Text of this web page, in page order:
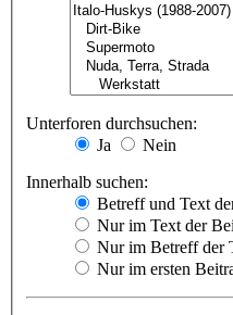
Unterforen durchsuchen:
Ja
Nein
Innerhalb suchen:
Betreff und Text
Nur im Text der
Nur im Betreff der
Nur im ersten